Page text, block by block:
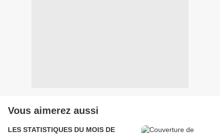
Vous aimerez aussi
LES STATISTIQUES DU MOIS DE